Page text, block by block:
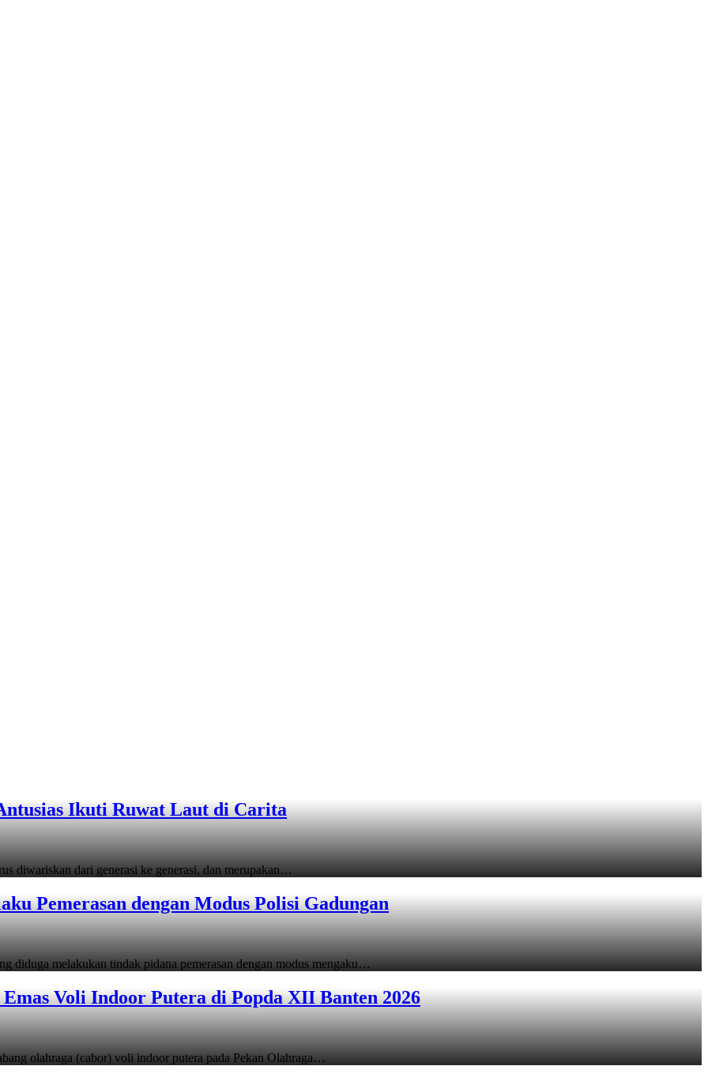
Ikuti Ruwat Laut di Carita
diwariskan dari generasi ke generasi, dan merupakan…
Pemerasan dengan Modus Polisi Gadungan
diduga melakukan tindak pidana pemerasan dengan modus mengaku…
Voli Indoor Putera di Popda XII Banten 2026
olahraga (cabor) voli indoor putera pada Pekan Olahraga…